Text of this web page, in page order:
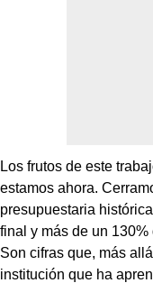
Los frutos de este
estamos ahora.
presupuestaria
final y más de un
Son cifras que, más
institución que ha